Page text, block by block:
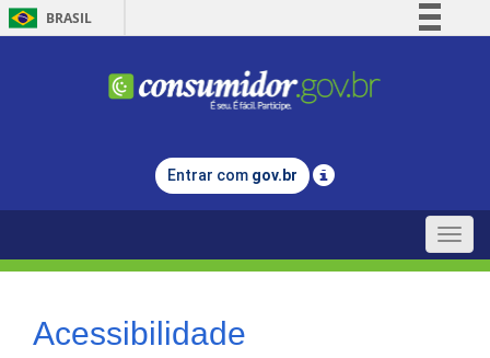
BRASIL
Comunica BR
Legislação
Entrar com gov.br
Toggle
Acessibilidade